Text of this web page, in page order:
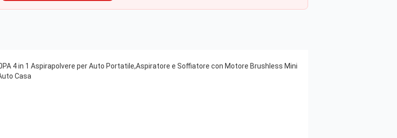
4 in 1 Aspirapolvere per Auto Portatile,Aspiratore e Soffiatore con Motore Brushless Mini
Casa